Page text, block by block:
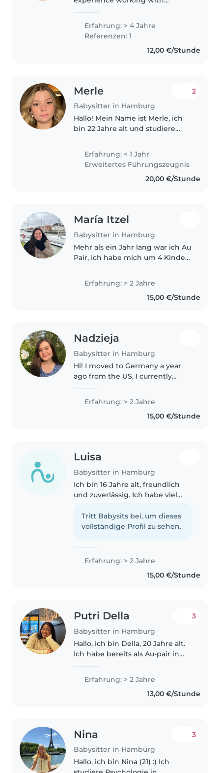
educational activities. I've also
taught English and worked as..
Erfahrung: > 4 Jahre
Referenzen: 1
12,00 €/Stunde
Merle
Babysitter in Hamburg
2
Hallo! Mein Name ist Merle, ich
bin 22 Jahre alt und studiere
Kinder zu begleiten und in ihrer
Entwicklung zu unterstützen, ist
meine große Leidenschaft...
Erfahrung: < 1 Jahr
Erweitertes Führungszeugnis
20,00 €/Stunde
María Itzel
Babysitter in Hamburg
Mehr als ein Jahr lang war ich Au
Pair, ich habe mich um 4 Kinder
Jahren). Obwohl mein Deutsch
nicht sehr fortgeschritten ist,
kann ich mich verständigen..
Erfahrung: > 2 Jahre
15,00 €/Stunde
Nadzieja
Babysitter in Hamburg
Hi! I moved to Germany a year
ago from the US, I currently
years of babysitting experience,
mostly for grade school aged
children. Additionally, I played..
Erfahrung: > 2 Jahre
15,00 €/Stunde
Luisa
Babysitter in Hamburg
Ich bin 16 Jahre alt, freundlich
und zuverlässig. Ich habe viel
Monaten bis 12 Jahren - sowohl
durch meine Familie als auch
Tritt Babysits bei, um dieses
vollständige Profil zu sehen.
Erfahrung: > 2 Jahre
15,00 €/Stunde
Putri Della
Babysitter in Hamburg
3
Hallo, ich bin Della, 20 Jahre alt.
Ich habe bereits als Au-pair in
Umgang mit Kindern
gesammelt. Ich arbeite gerne
Erfahrung: > 2 Jahre
13,00 €/Stunde
Nina
Babysitter in Hamburg
3
Hallo, ich bin Nina (21) :) Ich